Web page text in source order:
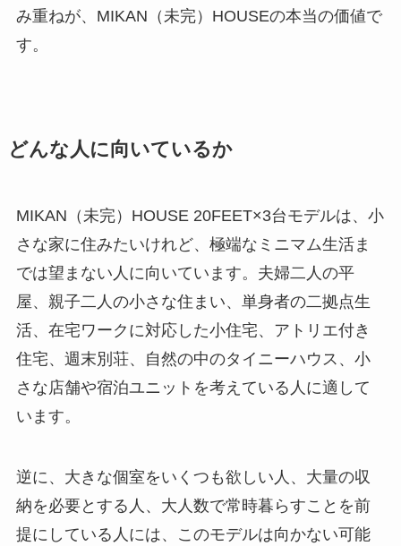
み重ねが、MIKAN（未完）HOUSEの本当の価値で
す。
どんな人に向いているか
MIKAN（未完）HOUSE 20FEET×3台モデルは、小
さな家に住みたいけれど、極端なミニマム生活ま
では望まない人に向いています。夫婦二人の平
屋、親子二人の小さな住まい、単身者の二拠点生
活、在宅ワークに対応した小住宅、アトリエ付き
住宅、週末別荘、自然の中のタイニーハウス、小
さな店舗や宿泊ユニットを考えている人に適して
います。
逆に、大きな個室をいくつも欲しい人、大量の収
納を必要とする人、大人数で常時暮らすことを前
提にしている人には、このモデルは向かない可能